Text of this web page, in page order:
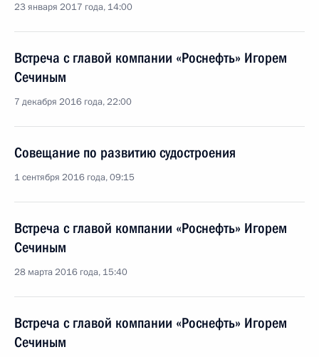
23 января 2017 года, 14:00
Встреча с главой компании «Роснефть» Игорем
Сечиным
7 декабря 2016 года, 22:00
Совещание по развитию судостроения
1 сентября 2016 года, 09:15
Встреча с главой компании «Роснефть» Игорем
Сечиным
28 марта 2016 года, 15:40
Встреча с главой компании «Роснефть» Игорем
Сечиным